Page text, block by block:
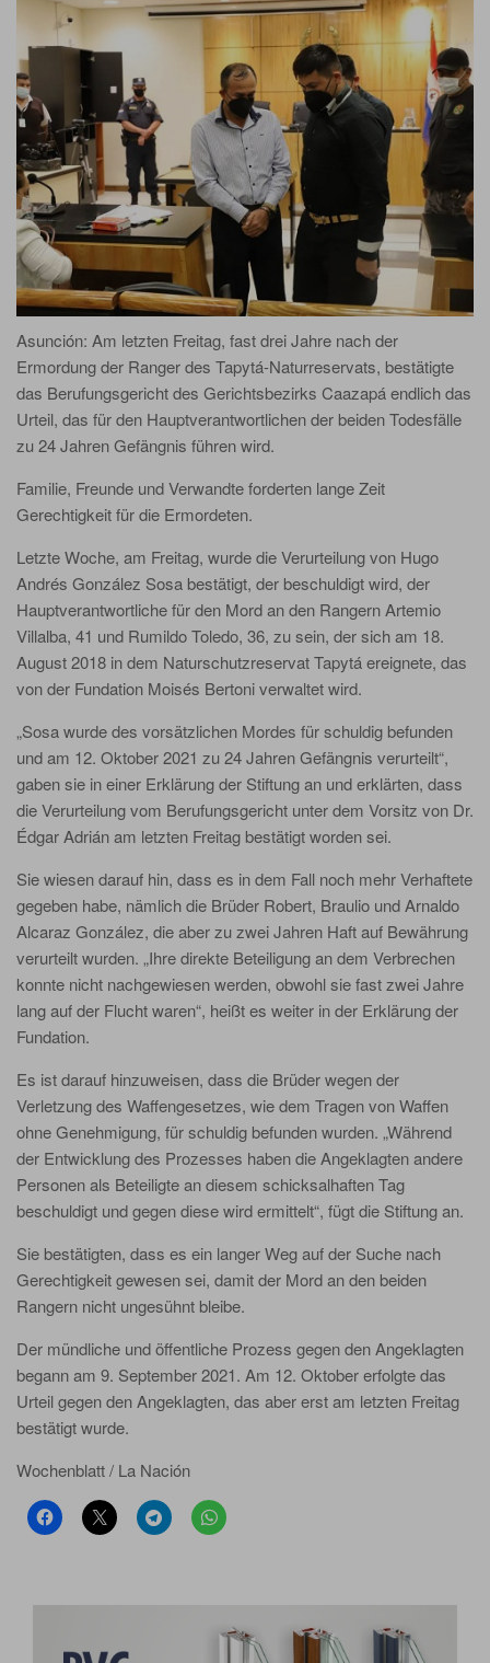
Asunción: Am letzten Freitag, fast drei Jahre nach der
Ermordung der Ranger des Tapytá-Naturreservats, bestätigte
das Berufungsgericht des Gerichtsbezirks Caazapá endlich das
Urteil, das für den Hauptverantwortlichen der beiden Todesfälle
zu 24 Jahren Gefängnis führen wird.
Familie, Freunde und Verwandte forderten lange Zeit
Gerechtigkeit für die Ermordeten.
Letzte Woche, am Freitag, wurde die Verurteilung von Hugo
Andrés González Sosa bestätigt, der beschuldigt wird, der
Hauptverantwortliche für den Mord an den Rangern Artemio
Villalba, 41 und Rumildo Toledo, 36, zu sein, der sich am 18.
August 2018 in dem Naturschutzreservat Tapytá ereignete, das
von der Fundation Moisés Bertoni verwaltet wird.
„Sosa wurde des vorsätzlichen Mordes für schuldig befunden
und am 12. Oktober 2021 zu 24 Jahren Gefängnis verurteilt“,
gaben sie in einer Erklärung der Stiftung an und erklärten, dass
die Verurteilung vom Berufungsgericht unter dem Vorsitz von Dr.
Édgar Adrián am letzten Freitag bestätigt worden sei.
Sie wiesen darauf hin, dass es in dem Fall noch mehr Verhaftete
gegeben habe, nämlich die Brüder Robert, Braulio und Arnaldo
Alcaraz González, die aber zu zwei Jahren Haft auf Bewährung
verurteilt wurden. „Ihre direkte Beteiligung an dem Verbrechen
konnte nicht nachgewiesen werden, obwohl sie fast zwei Jahre
lang auf der Flucht waren“, heißt es weiter in der Erklärung der
Fundation.
Es ist darauf hinzuweisen, dass die Brüder wegen der
Verletzung des Waffengesetzes, wie dem Tragen von Waffen
ohne Genehmigung, für schuldig befunden wurden. „Während
der Entwicklung des Prozesses haben die Angeklagten andere
Personen als Beteiligte an diesem schicksalhaften Tag
beschuldigt und gegen diese wird ermittelt“, fügt die Stiftung an.
Sie bestätigten, dass es ein langer Weg auf der Suche nach
Gerechtigkeit gewesen sei, damit der Mord an den beiden
Rangern nicht ungesühnt bleibe.
Der mündliche und öffentliche Prozess gegen den Angeklagten
begann am 9. September 2021. Am 12. Oktober erfolgte das
Urteil gegen den Angeklagten, das aber erst am letzten Freitag
bestätigt wurde.
Wochenblatt / La Nación